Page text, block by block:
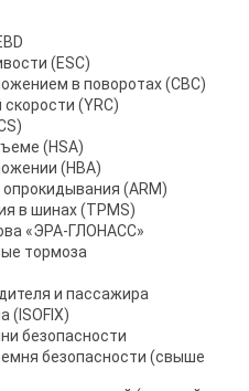
(ESC)
в поворотах (CBC)
(YRC)
(HSA)
(HBA)
(ARM)
в шинах (TPMS)
«ЭРА-ГЛОНАСС»
тормоза
и пассажира
(ISOFIX)
безопасности
безопасности (свыше